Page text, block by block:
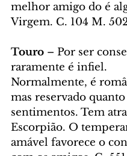
melhor amigo do é
Virgem. C. 104 M.
Touro – Por ser
raramente é infiel.
Normalmente, é
mas reservado quanto
sentimentos. Tem
Escorpião. O
amável favorece o